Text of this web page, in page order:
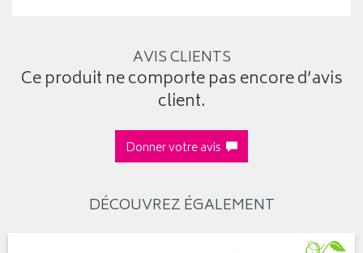
AVIS CLIENTS
Ce produit ne comporte pas encore d’avis
client.
Donner votre avis
DÉCOUVREZ ÉGALEMENT